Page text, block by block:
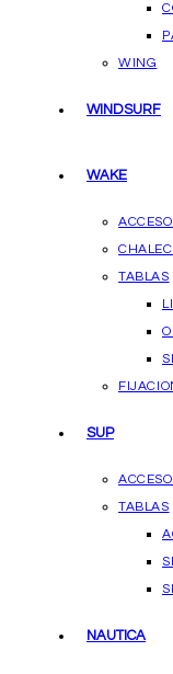
WING
WINDSURF
WAKE
TABLAS
SUP
TABLAS
NAUTICA